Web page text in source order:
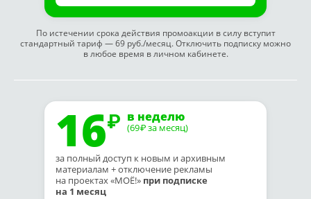
По истечении срока действия промоакции в силу вступит
стандартный тариф — 69 руб./месяц. Отключить подписку можно
в любое время в личном кабинете.
16 в неделю
(69₽ за месяц)
за полный доступ к новым и архивным
материалам + отключение рекламы
на проектах «МОЁ!» при подписке
на 1 месяц